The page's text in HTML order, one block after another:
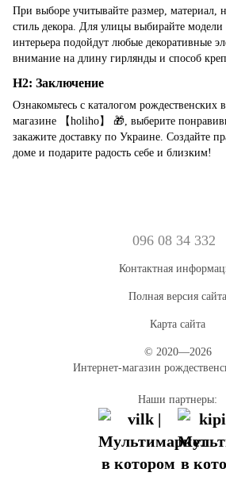
При выборе учитывайте размер, материал,
стиль декора. Для улицы выбирайте модели
интерьера подойдут любые декоративные
внимание на длину гирлянды и способ
H2: Заключение
Ознакомьтесь с каталогом рождественских
магазине 【holiho】 🎁, выберите
закажите доставку по Украине. Создайте
доме и подарите радость себе и близким!
096 08 34 332
Контактная
Полная версия сайта
Карта сайта
© 2020—2026
Интернет-магазин
Наши партнеры: